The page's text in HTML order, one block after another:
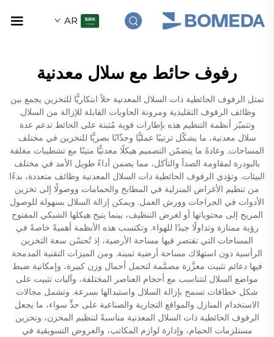
AR
رفوف حائط مع سلال معدنية
تمثل الرفوف الحائطية ذات السلال المعدنية حلاً ابتكاريًّا للتخزين يجمع بين
وظائف الرفوف التقليدية ومرونة الحاويات القابلة للإزالة من السلال.
وتتميّز أنظمة التنظيم هذه بإطارات قوية مُثبتة على الحائط تدعم عدة
سلال معدنية، ما يشكّل ترتيبًا عمليًّا وجذّابًا بصريًّا للتخزين في مختلف
المساحات. وعادةً ما يتضمّن التصميم هيكلًا معدنيًّا متينًا مع تشطيبات مغلفة
بالبودرة لمقاومة الصدأ والتآكل، مما يضمن أداءً طويل الأمد في مختلف
البيئات. وتؤدي الرفوف الحائطية ذات السلال المعدنية وظائف متعددة، بدءًا
من تنظيم الأغراض المنزلية في المطابخ والحمامات ووصولًا إلى تخزين
الأدوات في الجراجات وورش العمل. ويمكن إزالة السلال بسهولة للوصول
المريح إلى محتوياتها أو لغرض التنظيف، بينما يتيح هيكلها الشبكي المفتوح
رؤية ممتازة وتداولًا جيدًا للهواء. وتكتسب هذه الأنظمة أهميةً خاصةً في
المساحات التي تقتصر فيها مساحة الأرضية، إذ تُحسّن سعة التخزين
الرأسية دون استهلاك مساحة أرضية ثمينة. ومن الميزات التقنية المدمجة
فيها دعائم تثبيت معزَّزة مصمَّمة لتحمل أحمال وزن كبيرة، وإمكانية ضبط
مواضع السلال لتتناسب مع أحجام العناصر المختلفة، وآليات تثبيت على
شكل خطافات تسمح بإزالة السلال واستبدالها بسرعة. وتشمل مجالات
الاستخدام المنازل والمواقع التجارية والصناعية على حدٍّ سواء، ما يجعل
الرفوف الحائطية ذات السلال المعدنية مناسبةً لتنظيم المخزن، وتخزين
مستلزمات الحمام، وإدارة لوازم المكاتب، والعروض التسويقية في